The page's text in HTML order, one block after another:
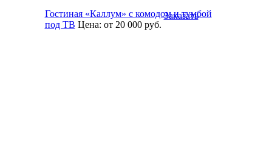
Гостиная «Каллум» с комодом и тумбой
под ТВ Цена: от 20 000руб.
Заказать